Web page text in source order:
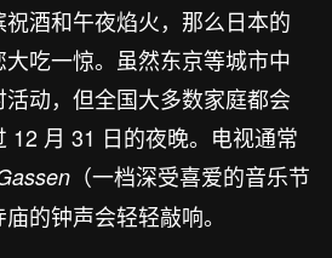
酒和午夜焰火，那么日本的
吃一惊。虽然东京等城市中
动，但全国大多数家庭都会
12 月 31 日的夜晚。电视通常
（一档深受喜爱的音乐节
的钟声会轻轻敲响。